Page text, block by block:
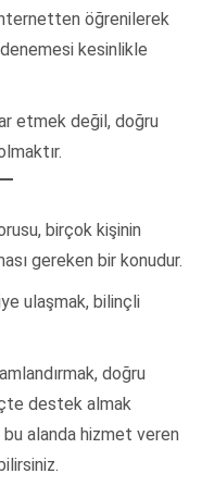
öğrenilerek
kesinlikle
etmek değil, doğru
birçok kişinin
gereken bir konudur.
ulaşmak, bilinçli
doğru
destek almak
bu alanda hizmet veren